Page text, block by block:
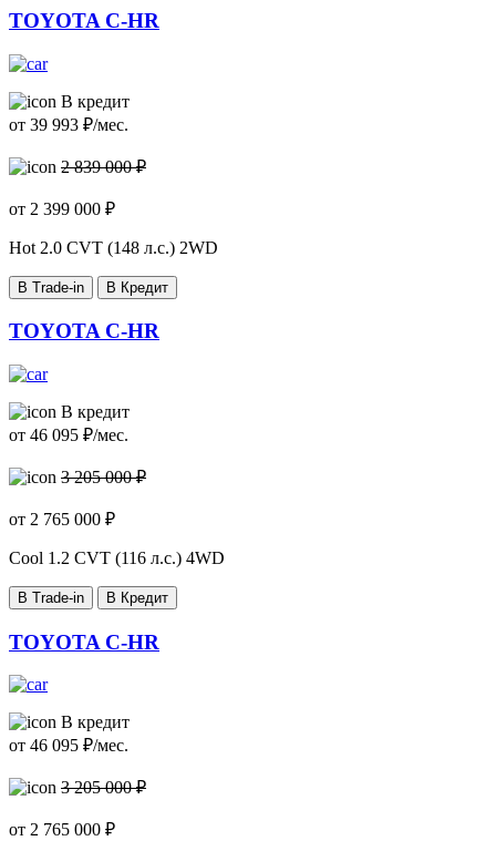
TOYOTA C-HR
В кредит
от 39 993 ₽/мес.
2 839 000 ₽
от 2 399 000 ₽
Hot 2.0 CVT (148 л.с.) 2WD
В Trade-in В Кредит
TOYOTA C-HR
В кредит
от 46 095 ₽/мес.
3 205 000 ₽
от 2 765 000 ₽
Сool 1.2 CVT (116 л.с.) 4WD
В Trade-in В Кредит
TOYOTA C-HR
В кредит
от 46 095 ₽/мес.
3 205 000 ₽
от 2 765 000 ₽